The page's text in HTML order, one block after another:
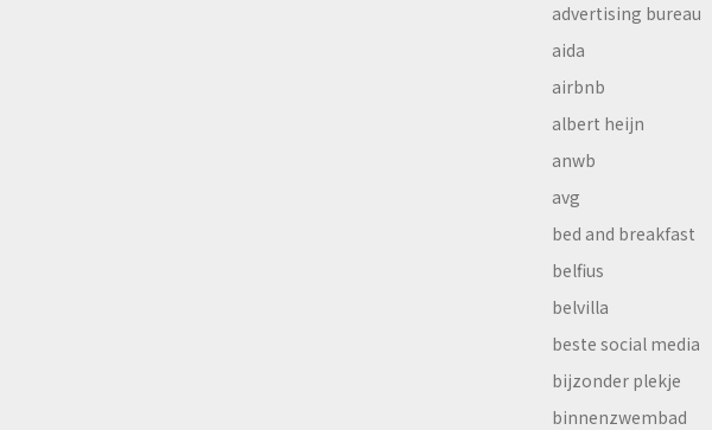
advertising bureau
aida
airbnb
albert heijn
anwb
avg
bed and breakfast
belfius
belvilla
beste social media
bijzonder plekje
binnenzwembad